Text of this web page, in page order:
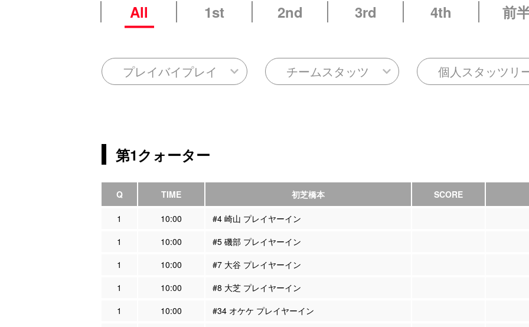
All 1st 2nd 3rd 4th 前
プレイバイプレイ チームスタッツ 個人スタッツリ
第1クォーター
Q TIME 初芝橋本 SCORE
1 10:00
#4 崎山 プレイヤーイン
1
10:00
#5 磯部 プレイヤーイン
1
10:00
#7 大谷 プレイヤーイン
1
10:00
#8 大芝 プレイヤーイン
1
10:00
#34 オケケ プレイヤーイン